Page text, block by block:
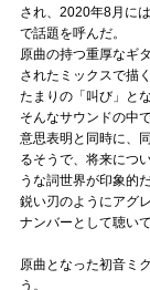
され、2020年8月に
で話題を呼んだ。
原曲の持つ重厚なギ
されたミックスで描
たまりの「叫び」と
そんなサウンドの中
意思表明と同時に、
るそうで、将来につ
うな詞世界が印象的だ
鋭い刃のようにアグ
ナンバーとして聴い
原曲となった初音ミ
う。